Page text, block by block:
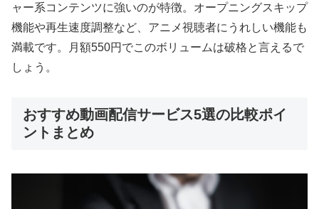
ャー系コンテンツに強いのが特徴。オープニングスキップ
機能や再生速度調整など、アニメ視聴者にうれしい機能も
満載です。月額550円でこのボリュームは破格と言えるで
しょう。
おすすめ動画配信サービス5選の比較ポイ
ントまとめ